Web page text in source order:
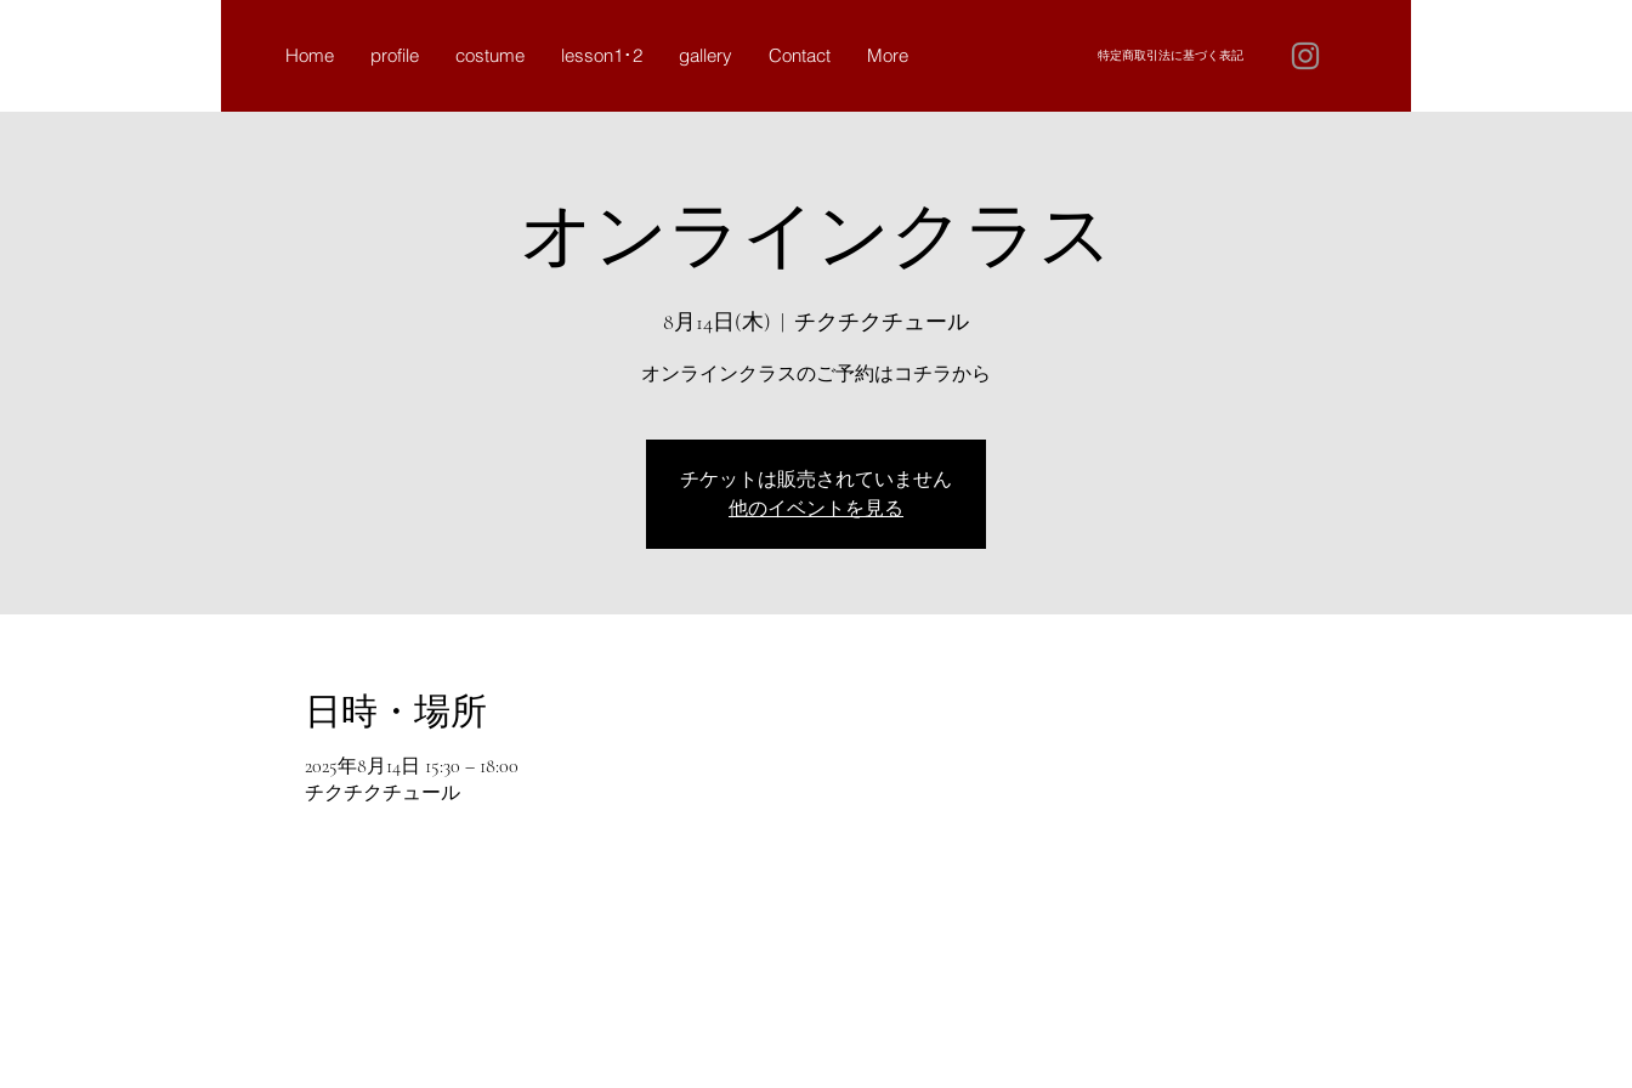
Home profile costume lesson1･2 gallery Contact More 特定商取引法に基づく表記
オンラインクラス
8月14日(木)
  |
チクチクチュール
オンラインクラスのご予約はコチラから
チケットは販売されていません
他のイベントを見る
日時・場所
2025年8月14日 15:30 – 18:00
チクチクチュール